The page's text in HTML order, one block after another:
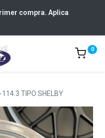
compra. Aplica
0
TIPO SHELBY